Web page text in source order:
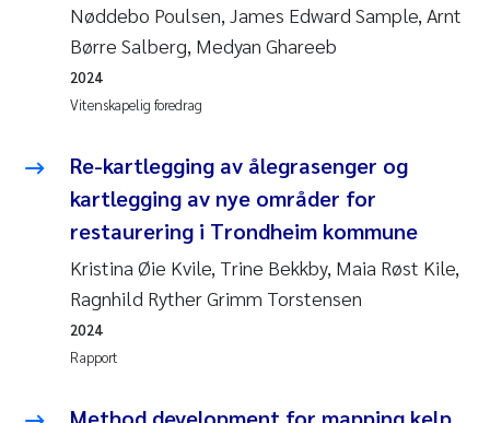
Nøddebo Poulsen, James Edward Sample, Arnt
Børre Salberg, Medyan Ghareeb
Vitenskapelig foredrag
2024
Re-kartlegging av ålegrasenger og
kartlegging av nye områder for
restaurering i Trondheim kommune
Kristina Øie Kvile, Trine Bekkby, Maia Røst Kile,
Ragnhild Ryther Grimm Torstensen
Rapport
2024
Method development for mapping kelp